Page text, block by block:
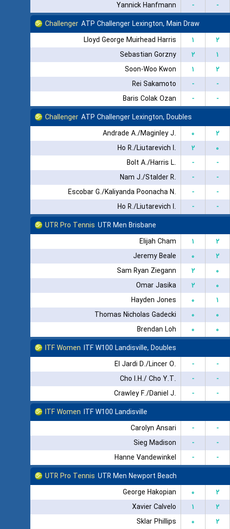
Yannick Hanfmann
- -
Challenger ATP Challenger Lexington, Main Draw
Lloyd George Muirhead Harris
۱ ۲
Sebastian Gorzny
۲ ۱
Soon-Woo Kwon
۱ ۲
Rei Sakamoto
- -
Baris Colak Ozan
- -
Challenger ATP Challenger Lexington, Doubles
Andrade A./Maginley J.
۰ ۲
Ho R./Liutarevich I.
۲ ۰
Bolt A./Harris L.
- -
Nam J./Stalder R.
- -
Escobar G./Kaliyanda Poonacha N.
- -
Ho R./Liutarevich I.
- -
UTR Pro Tennis UTR Men Brisbane
Elijah Cham
۱ ۲
Jeremy Beale
۰ ۲
Sam Ryan Ziegann
۲ ۰
Omar Jasika
۲ ۰
Hayden Jones
۰ ۱
Thomas Nicholas Gadecki
۰ ۰
Brendan Loh
۰ ۰
ITF Women ITF W100 Landisville, Doubles
El Jardi D./Lincer O.
- -
Cho I.H./ Cho Y.T.
- -
Crawley F./Daniel J.
- -
ITF Women ITF W100 Landisville
Carolyn Ansari
- -
Sieg Madison
- -
Hanne Vandewinkel
- -
UTR Pro Tennis UTR Men Newport Beach
George Hakopian
۰ ۲
Xavier Calvelo
۱ ۲
Sklar Phillips
۰ ۲